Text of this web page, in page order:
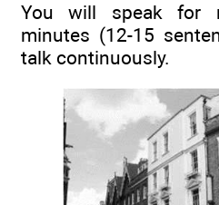
You will speak for
minutes (12-15
talk continuously.